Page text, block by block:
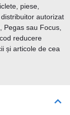
piese,
autorizat
sau Focus,
reducere
și articole de cea